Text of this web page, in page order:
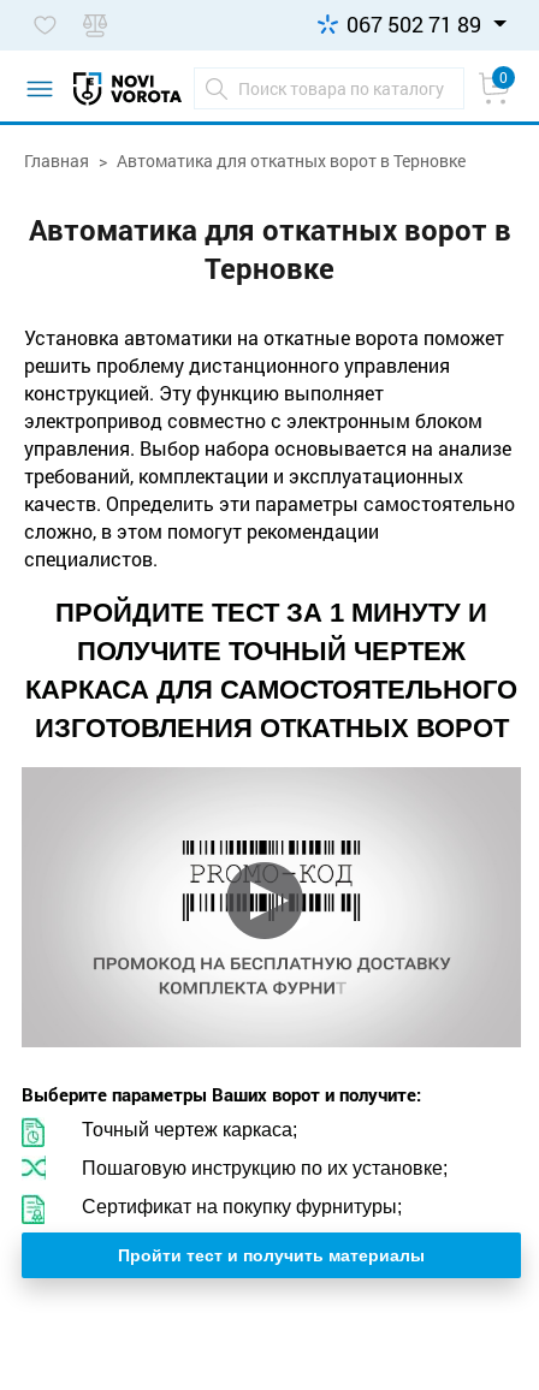
067 502 71 89
0
Главная Автоматика для откатных ворот в Терновке
Автоматика для откатных ворот в
Терновке
Установка автоматики на откатные ворота поможет
решить проблему дистанционного управления
конструкцией. Эту функцию выполняет
электропривод совместно с электронным блоком
управления. Выбор набора основывается на анализе
требований, комплектации и эксплуатационных
качеств. Определить эти параметры самостоятельно
сложно, в этом помогут рекомендации
специалистов.
ПРОЙДИТЕ ТЕСТ ЗА 1 МИНУТУ И
ПОЛУЧИТЕ ТОЧНЫЙ ЧЕРТЕЖ
КАРКАСА ДЛЯ САМОСТОЯТЕЛЬНОГО
ИЗГОТОВЛЕНИЯ ОТКАТНЫХ ВОРОТ
Выберите параметры Ваших ворот и получите:
Точный чертеж каркаса;
Пошаговую инструкцию по их установке;
Сертификат на покупку фурнитуры;
Пройти тест и получить материалы